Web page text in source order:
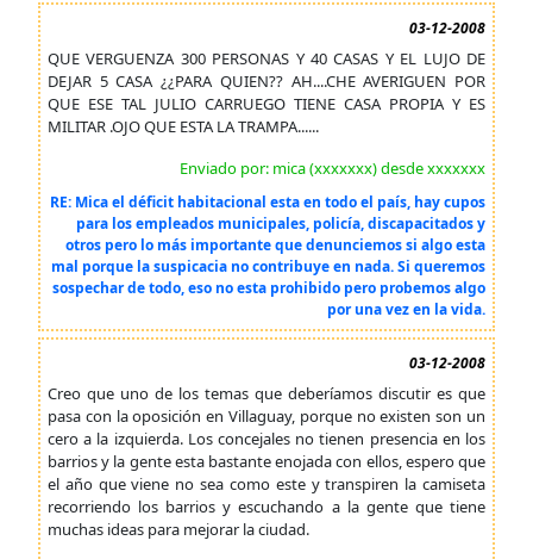
03-12-2008
QUE VERGUENZA 300 PERSONAS Y 40 CASAS Y EL LUJO DE
DEJAR 5 CASA ¿¿PARA QUIEN?? AH....CHE AVERIGUEN POR
QUE ESE TAL JULIO CARRUEGO TIENE CASA PROPIA Y ES
MILITAR .OJO QUE ESTA LA TRAMPA......
Enviado por: mica (xxxxxxx) desde xxxxxxx
RE: Mica el déficit habitacional esta en todo el país, hay cupos
para los empleados municipales, policía, discapacitados y
otros pero lo más importante que denunciemos si algo esta
mal porque la suspicacia no contribuye en nada. Si queremos
sospechar de todo, eso no esta prohibido pero probemos algo
por una vez en la vida.
03-12-2008
Creo que uno de los temas que deberíamos discutir es que
pasa con la oposición en Villaguay, porque no existen son un
cero a la izquierda. Los concejales no tienen presencia en los
barrios y la gente esta bastante enojada con ellos, espero que
el año que viene no sea como este y transpiren la camiseta
recorriendo los barrios y escuchando a la gente que tiene
muchas ideas para mejorar la ciudad.